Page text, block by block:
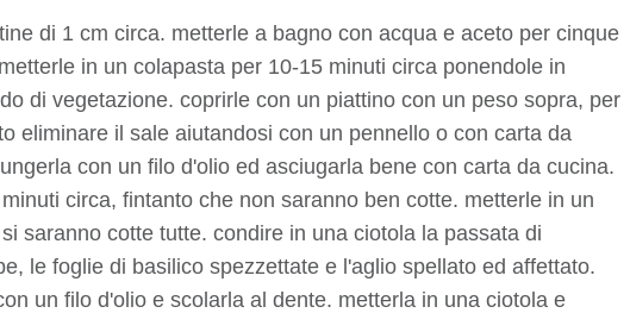
di 1 cm circa. metterle a bagno con acqua e aceto per cinque
in un colapasta per 10-15 minuti circa ponendole in
di vegetazione. coprirle con un piattino con un peso sopra, per
eliminare il sale aiutandosi con un pennello o con carta da
con un filo d'olio ed asciugarla bene con carta da cucina.
circa, fintanto che non saranno ben cotte. metterle in un
saranno cotte tutte. condire in una ciotola la passata di
le foglie di basilico spezzettate e l'aglio spellato ed affettato.
un filo d'olio e scolarla al dente. metterla in una ciotola e